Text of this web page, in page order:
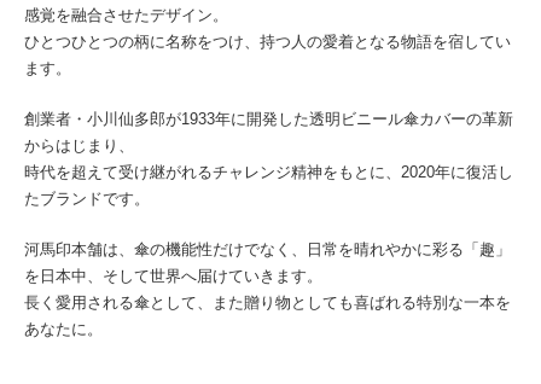
感覚を融合させたデザイン。
ひとつひとつの柄に名称をつけ、持つ人の愛着となる物語を宿してい
ます。
創業者・小川仙多郎が1933年に開発した透明ビニール傘カバーの革新
からはじまり、
時代を超えて受け継がれるチャレンジ精神をもとに、2020年に復活し
たブランドです。
河馬印本舗は、傘の機能性だけでなく、日常を晴れやかに彩る「趣」
を日本中、そして世界へ届けていきます。
長く愛用される傘として、また贈り物としても喜ばれる特別な一本を
あなたに。